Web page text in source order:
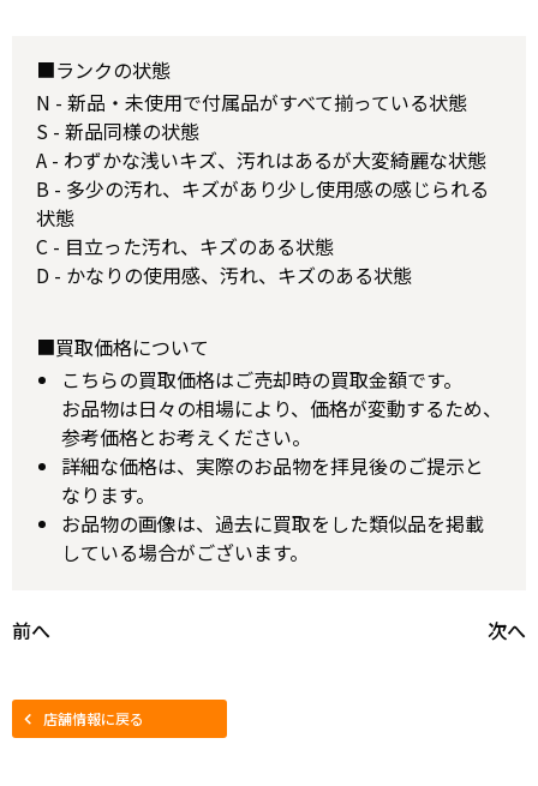
■ランクの状態
N - 新品・未使用で付属品がすべて揃っている状態
S - 新品同様の状態
A - わずかな浅いキズ、汚れはあるが大変綺麗な状態
B - 多少の汚れ、キズがあり少し使用感の感じられる
状態
C - 目立った汚れ、キズのある状態
D - かなりの使用感、汚れ、キズのある状態
■買取価格について
こちらの買取価格はご売却時の買取金額です。
お品物は日々の相場により、価格が変動するため、
参考価格とお考えください。
詳細な価格は、実際のお品物を拝見後のご提示と
なります。
お品物の画像は、過去に買取をした類似品を掲載
している場合がございます。
前へ 次へ
店舗情報に戻る